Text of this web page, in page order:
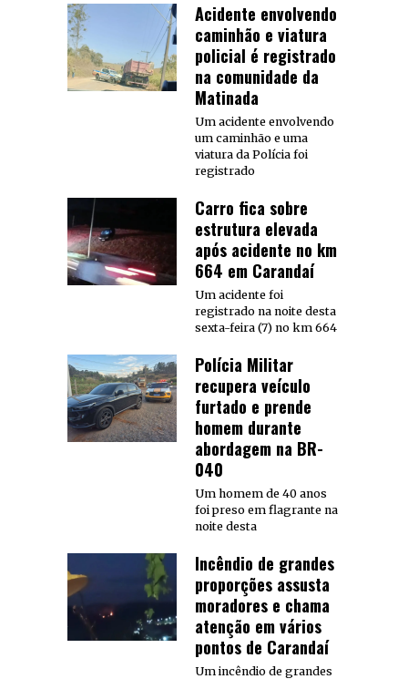
Acidente envolvendo
caminhão e viatura
policial é registrado
na comunidade da
Matinada
Um acidente envolvendo
um caminhão e uma
viatura da Polícia foi
registrado
Carro fica sobre
estrutura elevada
após acidente no km
664 em Carandaí
Um acidente foi
registrado na noite desta
sexta-feira (7) no km 664
Polícia Militar
recupera veículo
furtado e prende
homem durante
abordagem na BR-
040
Um homem de 40 anos
foi preso em flagrante na
noite desta
Incêndio de grandes
proporções assusta
moradores e chama
atenção em vários
pontos de Carandaí
Um incêndio de grandes